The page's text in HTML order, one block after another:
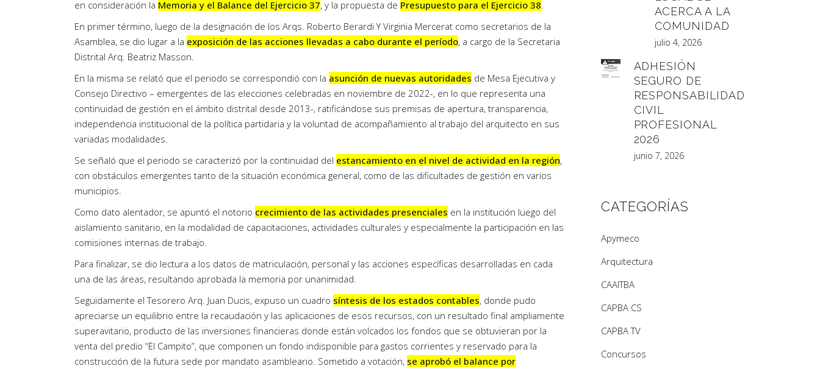
en consideración la Memoria y el Balance del Ejercicio 37, y la propuesta de Presupuesto para el Ejercicio 38
En primer término, luego de la designación de los Arqs. Roberto Berardi Y Virginia Mercerat como secretarios de la
Asamblea, se dio lugar a la exposición de las acciones llevadas a cabo durante el período, a cargo de la Secretaria
Distrital Arq. Beatriz Masson.
En la misma se relató que el periodo se correspondió con la asunción de nuevas autoridades de Mesa Ejecutiva y
Consejo Directivo – emergentes de las elecciones celebradas en noviembre de 2022-, en lo que representa una
continuidad de gestión en el ámbito distrital desde 2013-, ratificándose sus premisas de apertura, transparencia,
independencia institucional de la política partidaria y la voluntad de acompañamiento al trabajo del arquitecto en sus
variadas modalidades.
Se señaló que el periodo se caracterizó por la continuidad del estancamiento en el nivel de actividad en la región,
con obstáculos emergentes tanto de la situación económica general, como de las dificultades de gestión en varios
municipios.
Como dato alentador, se apuntó el notorio crecimiento de las actividades presenciales en la institución luego del
aislamiento sanitario, en la modalidad de capacitaciones, actividades culturales y especialmente la participación en las
comisiones internas de trabajo.
Para finalizar, se dio lectura a los datos de matriculación, personal y las acciones específicas desarrolladas en cada
una de las áreas, resultando aprobada la memoria por unanimidad.
Seguidamente el Tesorero Arq. Juan Ducis, expuso un cuadro síntesis de los estados contables, donde pudo
apreciarse un equilibrio entre la recaudación y las aplicaciones de esos recursos, con un resultado final ampliamente
superavitario, producto de las inversiones financieras donde están volcados los fondos que se obtuvieran por la
venta del predio “El Campito”, que componen un fondo indisponible para gastos corrientes y reservado para la
construcción de la futura sede por mandato asambleario. Sometido a votación, se aprobó el balance por
ACERCA A LA
COMUNIDAD
julio 4, 2026
ADHESIÓN
SEGURO DE
RESPONSABILIDAD
CIVIL
PROFESIONAL
2026
junio 7, 2026
CATEGORÍAS
Apymeco
Arquitectura
CAAITBA
CAPBA CS
CAPBA TV
Concursos